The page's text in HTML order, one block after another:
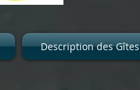
Description des Gîtes